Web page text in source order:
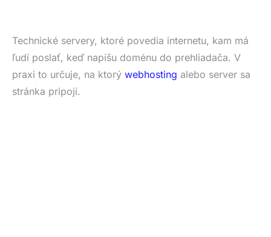
Technické servery, ktoré povedia internetu, kam má
ľudí poslať, keď napíšu doménu do prehliadača. V
praxi to určuje, na ktorý webhosting alebo server sa
stránka pripojí.